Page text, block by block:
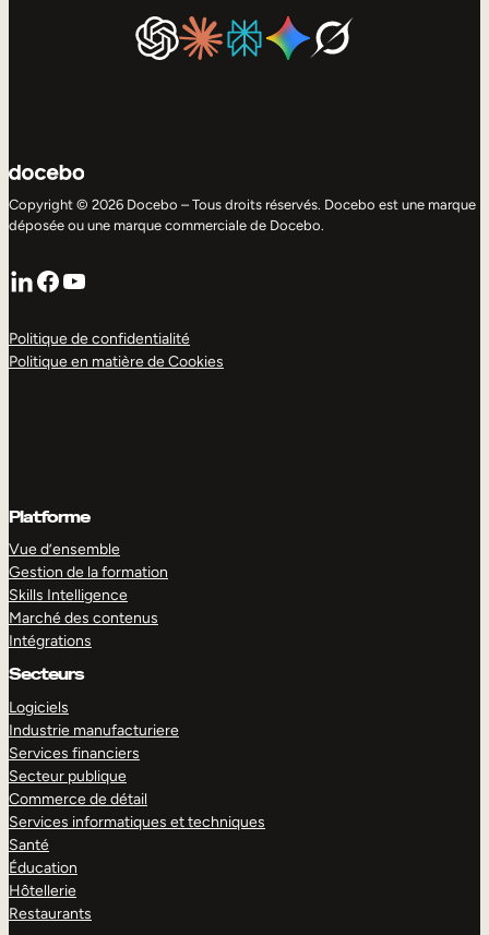
Copyright © 2026 Docebo – Tous droits réservés. Docebo est une marque
déposée ou une marque commerciale de Docebo.
LinkedIn
Facebook
YouTube
Politique de confidentialité
Politique en matière de Cookies
Platforme
Vue d’ensemble
Gestion de la formation
Skills Intelligence
Marché des contenus
Intégrations
Secteurs
Logiciels
Industrie manufacturiere
Services financiers
Secteur publique
Commerce de détail
Services informatiques et techniques
Santé
Éducation
Hôtellerie
Restaurants